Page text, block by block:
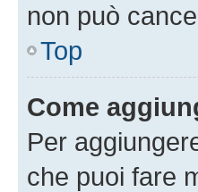
non può
Top
Come
Per
che puoi fare